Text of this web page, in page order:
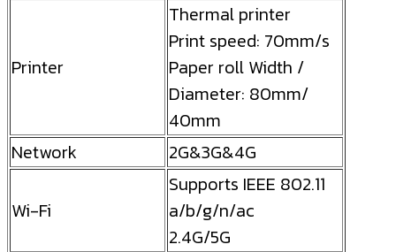
Printer
Thermal printer
Print speed: 70mm/s
Paper roll Width /
Diameter: 80mm/
40mm
Network
2G&3G&4G
Wi-Fi
Supports IEEE 802.11
a/b/g/n/ac
2.4G/5G